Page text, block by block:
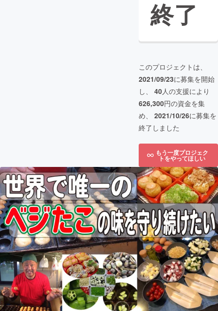
終了
このプロジェクトは、
2021/09/23に募集を開始
し、 40人の支援により
626,300円の資金を集
め、 2021/10/26に募集を
終了しました
もう一度プロジェク
トをやってほしい